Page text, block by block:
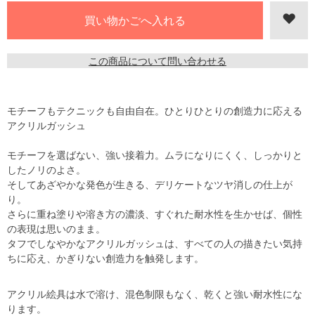
この商品について問い合わせる
モチーフもテクニックも自由自在。ひとりひとりの創造力に応える
アクリルガッシュ
モチーフを選ばない、強い接着力。ムラになりにくく、しっかりと
したノリのよさ。
そしてあざやかな発色が生きる、デリケートなツヤ消しの仕上が
り。
さらに重ね塗りや溶き方の濃淡、すぐれた耐水性を生かせば、個性
の表現は思いのまま。
タフでしなやかなアクリルガッシュは、すべての人の描きたい気持
ちに応え、かぎりない創造力を触発します。
アクリル絵具は水で溶け、混色制限もなく、乾くと強い耐水性にな
ります。